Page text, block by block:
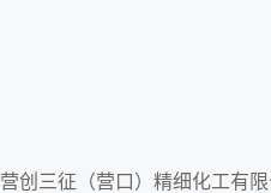
营创三征（营口）精细化工有限